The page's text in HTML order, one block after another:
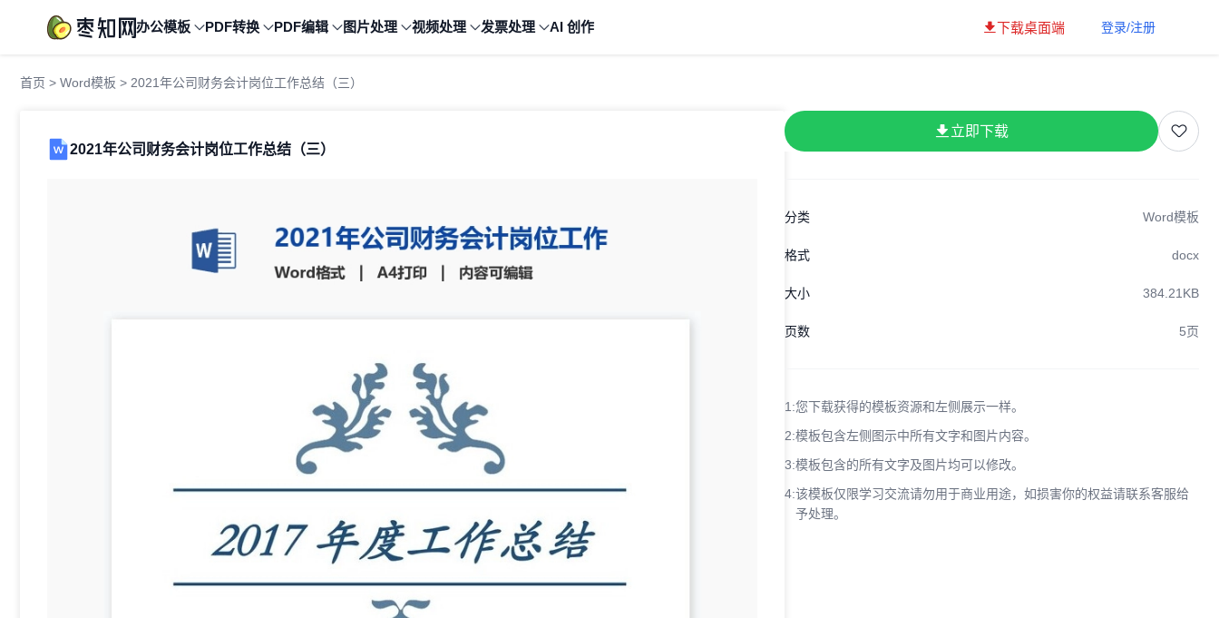
办公模板 PDF转换 PDF编辑 图片处理 视频处理 发票处理 AI 创作 下载桌面端 登录/注册
首页 > Word模板 > 2021年公司财务会计岗位工作总结（三）
2021年公司财务会计岗位工作总结（三）
立即下载
分类 Word模板
格式 docx
大小 384.21KB
页数 5页
1:您下载获得的模板资源和左侧展示一样。
2:模板包含左侧图示中所有文字和图片内容。
3:模板包含的所有文字及图片均可以修改。
4:该模板仅限学习交流请勿用于商业用途，如损害你的权益请联系客服给
予处理。